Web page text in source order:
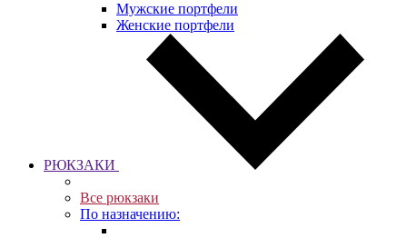
Мужские портфели
Женские портфели
РЮКЗАКИ
Все рюкзаки
По назначению: